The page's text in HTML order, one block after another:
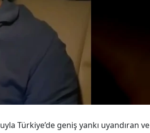
Türkiye’de geniş yankı uyandıran ve